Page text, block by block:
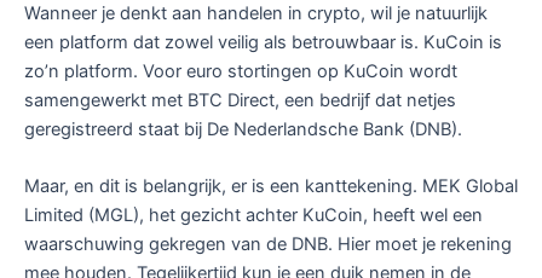
Wanneer je denkt aan handelen in crypto, wil je natuurlijk
een platform dat zowel veilig als betrouwbaar is. KuCoin is
zo’n platform. Voor euro stortingen op KuCoin wordt
samengewerkt met BTC Direct, een bedrijf dat netjes
geregistreerd staat bij De Nederlandsche Bank (DNB).
Maar, en dit is belangrijk, er is een kanttekening. MEK Global
Limited (MGL), het gezicht achter KuCoin, heeft wel een
waarschuwing gekregen van de DNB. Hier moet je rekening
mee houden. Tegelijkertijd kun je een duik nemen in de